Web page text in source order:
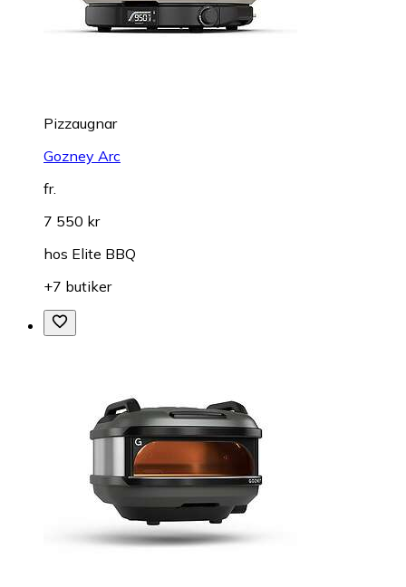
Pizzaugnar
Gozney Arc
fr.
7 550 kr
hos Elite BBQ
+7 butiker